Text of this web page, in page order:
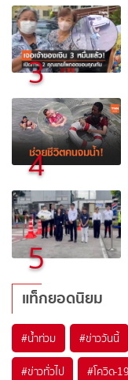
3
4
5
แท็กยอดนิยม
#น้ำท่วม #ข่าววันนี้
#ข่าวทั่วไป #โควิด-19